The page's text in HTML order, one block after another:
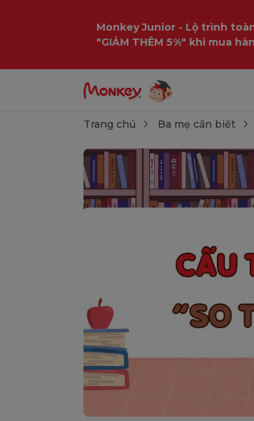
Monkey Junior - Lộ trình
"GIẢM THÊM 5%" khi mua
Trang chủ Ba mẹ cần biết